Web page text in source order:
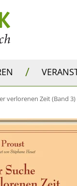
/
verlorenen Zeit (Band 3)